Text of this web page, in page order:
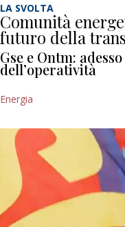
LA SVOLTA
Comunità
futuro della
Gse e Ontm:
dell’operatività
Energia